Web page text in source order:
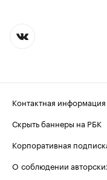
Контактная информация
Скрыть баннеры на РБК
Корпоративная
О соблюдении